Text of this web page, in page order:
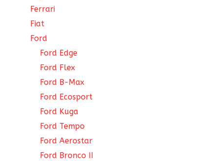
Ferrari
Fiat
Ford
Ford Edge
Ford Flex
Ford B-Max
Ford Ecosport
Ford Kuga
Ford Tempo
Ford Aerostar
Ford Bronco II